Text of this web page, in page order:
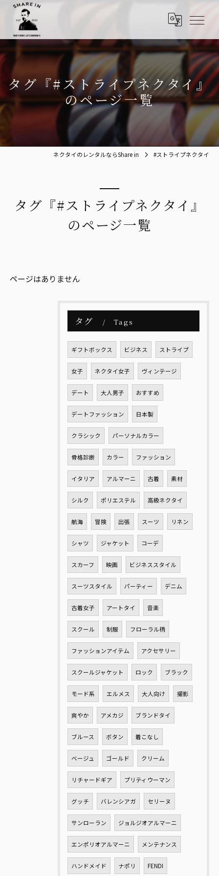
タグ『#ストライプネクタイ』
のページ一覧
ネクタイのレンタルならShare in #ストライプネクタイ
タグ『#ストライプネクタイ』
のページ一覧
ページはありません
タグ Tags
ギフトボックス ビジネス ストライプ
女子 ネクタイ女子 ヴィンテージ
デート 大人男子 おすすめ
デートファッション 日本製
クラシック パーソナルカラー
骨格診断 カラー ファッション
イタリア アルマーニ 古着 素材
シルク ポリエステル 高級ネクタイ
航海 冒険 出張 スーツ リネン
シャツ ジャケット コーデ
スカーフ 映画 ビジネススタイル
スーツスタイル パーティー デニム
古着女子 アートタイ 音楽
スクール 制服 フローラル柄
ファッションアイテム アクセサリー
スクールジャケット ロック ブラック
モード系 エルメス 大人向け 撮影
爽やか アメカジ ブランドタイ
ブルース ボタン 着こなし
ベージュ ゴールド クリーム
リチャードギア プリティウーマン
グッチ バレンシアガ セリーヌ
サンローラン ジョルジオアルマーニ
エンポリオアルマーニ メンテナンス
ハンドメイド ナポリ FENDI